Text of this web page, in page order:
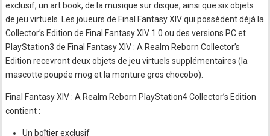
exclusif, un art book, de la musique sur disque, ainsi que six objets
de jeu virtuels. Les joueurs de Final Fantasy XIV qui possèdent déjà la
Collector’s Edition de Final Fantasy XIV 1.0 ou des versions PC et
PlayStation3 de Final Fantasy XIV : A Realm Reborn Collector’s
Edition recevront deux objets de jeu virtuels supplémentaires (la
mascotte poupée mog et la monture gros chocobo).
Final Fantasy XIV : A Realm Reborn PlayStation4 Collector’s Edition
contient :
Un boîtier exclusif